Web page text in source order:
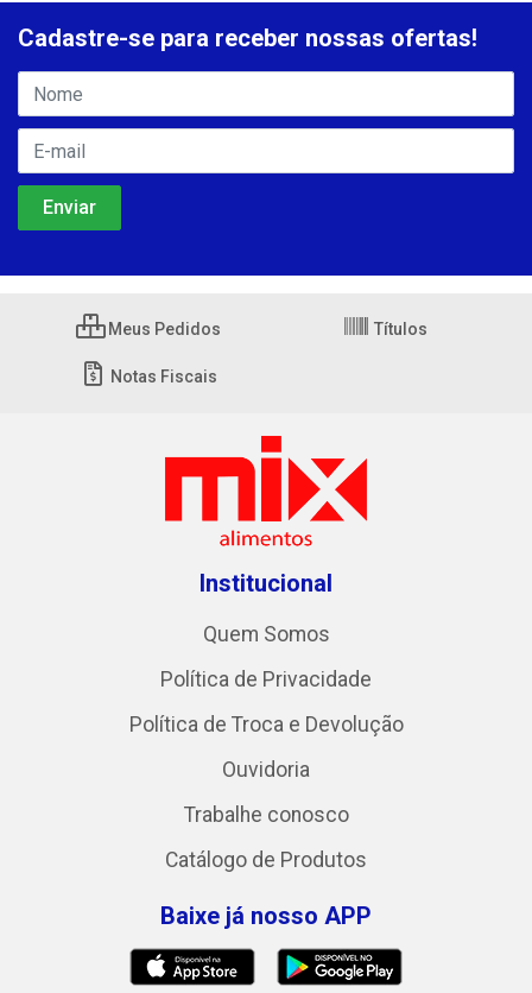
Cadastre-se para receber nossas ofertas!
Meus Pedidos Títulos
Notas Fiscais
Institucional
Quem Somos
Política de Privacidade
Política de Troca e Devolução
Ouvidoria
Trabalhe conosco
Catálogo de Produtos
Baixe já nosso APP